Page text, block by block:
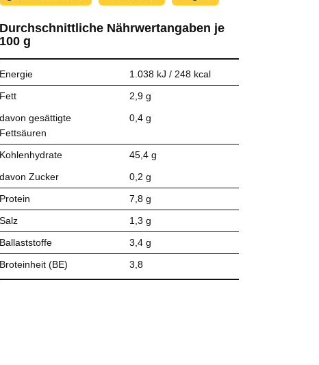
Durchschnittliche Nährwert­angaben je
100 g
Energie
1.038 kJ / 248 kcal
Fett
2,9 g
davon gesättigte
Fettsäuren
0,4 g
Kohlenhydrate
45,4 g
davon Zucker
0,2 g
Protein
7,8 g
Salz
1,3 g
Ballaststoffe
3,4 g
Broteinheit (BE)
3,8